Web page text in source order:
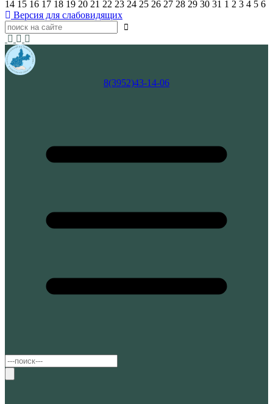
14 15 16 17 18 19 20 21 22 23 24 25 26 27 28 29 30 31 1 2 3 4 5 6
Версия для слабовидящих
8(3952)43-14-06